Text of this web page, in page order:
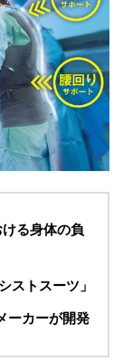
る身体の負
ストスーツ」
ーカーが開発